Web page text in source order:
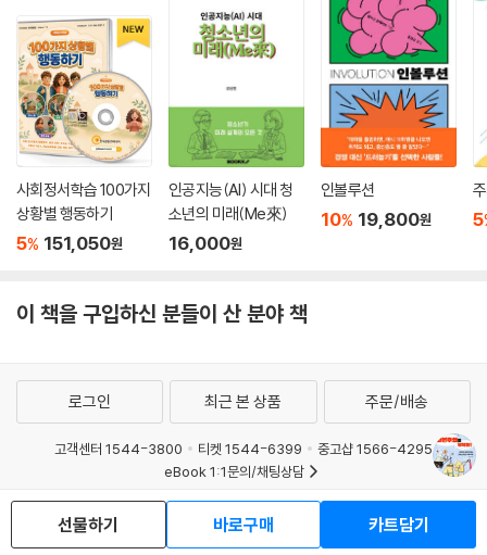
사회정서학습 100가지
상황별 행동하기
5% 151,050원
인공지능(AI) 시대 청
소년의 미래(Me來)
16,000원
인볼루션
10% 19,800원 5
이 책을 구입하신 분들이 산 분야 책
선물하기 바로구매 카트담기
로그인 최근 본 상품 주문/배송
고객센터 1544-3800 티켓 1544-6399
중고샵 1566-4295
eBook 1:1문의/채팅상담
예스이십사(주) 사업자 정보
이용약관
개인정보처리방침
청소년보호정책